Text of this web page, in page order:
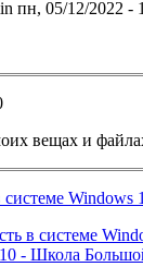
пн, 05/12/2022 -
вещах и
Windows
в системе
10 - Школа